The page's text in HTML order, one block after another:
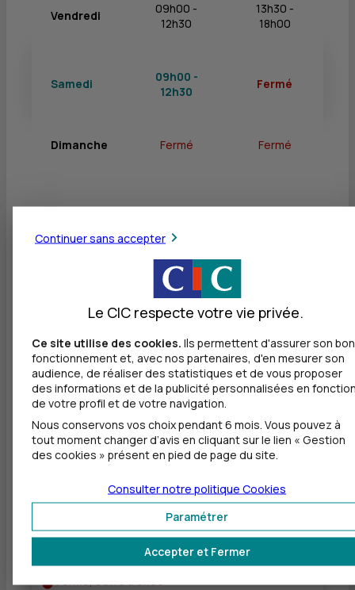
Vendredi
09h00 -
12h30
13h30 -
18h00
Samedi
09h00 -
12h30
Fermé
Dimanche Fermé Fermé
Services
Retrait de billets EUR
Dépôt de billets EUR
Dépôt de chèques EUR
Autres agences les plus proches
13001 MARSEILLE
Fermé, ouvre à 9h00
Continuer sans accepter
Le CIC respecte votre vie privée.
Ce site utilise des cookies. Ils permettent d'assurer son bon
fonctionnement et, avec nos partenaires, d'en mesurer son
audience, de réaliser des statistiques et de vous proposer
des informations et de la publicité personnalisées en
de votre profil et de votre navigation.
Nous conservons vos choix pendant 6 mois. Vous pouvez à
tout moment changer d’avis en cliquant sur le lien « Gestion
des cookies » présent en pied de page du site.
Accepter et Fermer
Paramétrer
Consulter notre politique Cookies